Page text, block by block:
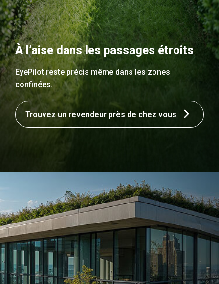
À l’aise dans les passages étroits
EyePilot reste précis même dans les zones
confinées.
Trouvez un revendeur près de chez vous